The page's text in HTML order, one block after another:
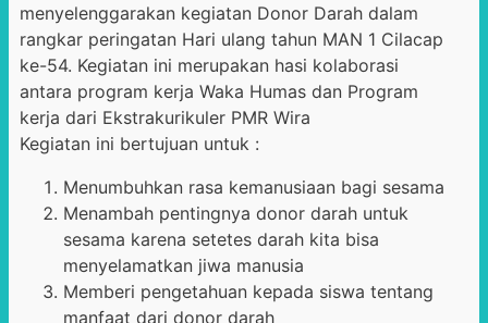
menyelenggarakan kegiatan Donor Darah dalam
rangkar peringatan Hari ulang tahun MAN 1 Cilacap
ke-54. Kegiatan ini merupakan hasi kolaborasi
antara program kerja Waka Humas dan Program
kerja dari Ekstrakurikuler PMR Wira
Kegiatan ini bertujuan untuk :
Menumbuhkan rasa kemanusiaan bagi sesama
Menambah pentingnya donor darah untuk
sesama karena setetes darah kita bisa
menyelamatkan jiwa manusia
Memberi pengetahuan kepada siswa tentang
manfaat dari donor darah